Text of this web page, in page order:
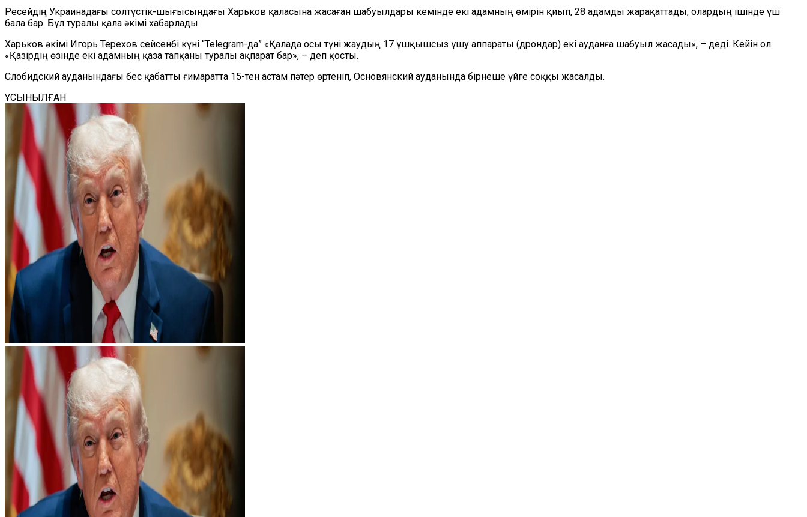
Ресейдің Украинадағы солтүстік-шығысындағы Харьков қаласына жасаған шабуылдары кемінде екі адамның өмірін қиып, 28 адамды жарақаттады, олардың ішінде үш
бала бар. Бұл туралы қала әкімі хабарлады.
Харьков әкімі Игорь Терехов сейсенбі күні “Telegram-да” «Қалада осы түні жаудың 17 ұшқышсыз ұшу аппараты (дрондар) екі ауданға шабуыл жасады», – деді. Кейін ол
«Қазірдің өзінде екі адамның қаза тапқаны туралы ақпарат бар», – деп қосты.
Слобидский ауданындағы бес қабатты ғимаратта 15-тен астам пәтер өртеніп, Основянский ауданында бірнеше үйге соққы жасалды.
ҰСЫНЫЛҒАН